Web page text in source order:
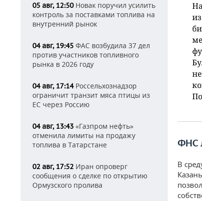
05 авг, 12:50Новак поручил усилить
контроль за поставками топлива на
внутренний рынок
04 авг, 19:45 ФАС возбудила 37 дел
против участников топливного
рынка в 2026 году
04 авг, 17:14Россельхознадзор
ограничит транзит мяса птицы из
ЕС через Россию
04 авг, 13:43 «Газпром нефть»
отменила лимиты на продажу
топлива в Татарстане
02 авг, 17:52 Иран опроверг
сообщения о сделке по открытию
Ормузского пролива
ФНС
В